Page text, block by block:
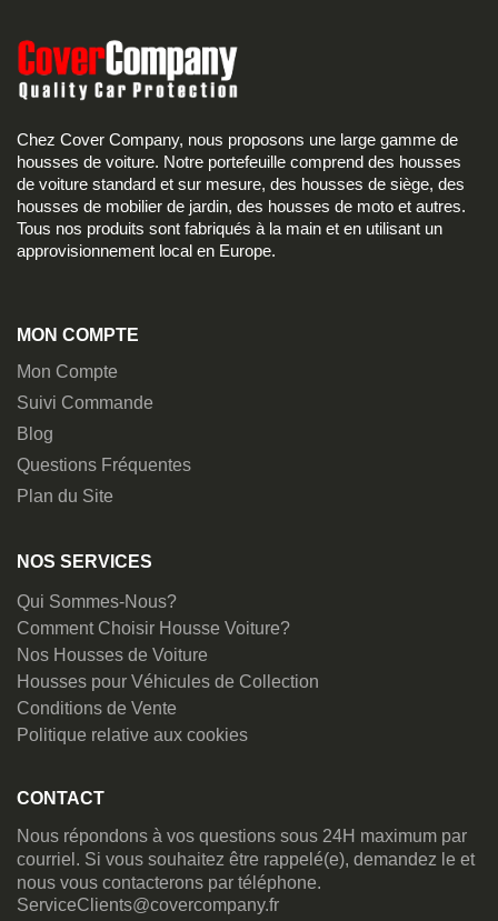
Chez Cover Company, nous proposons une large gamme de
housses de voiture. Notre portefeuille comprend des housses
de voiture standard et sur mesure, des housses de siège, des
housses de mobilier de jardin, des housses de moto et autres.
Tous nos produits sont fabriqués à la main et en utilisant un
approvisionnement local en Europe.
MON COMPTE
Mon Compte
Suivi Commande
Blog
Questions Fréquentes
Plan du Site
NOS SERVICES
Qui Sommes-Nous?
Comment Choisir Housse Voiture?
Nos Housses de Voiture
Housses pour Véhicules de Collection
Conditions de Vente
Politique relative aux cookies
CONTACT
Nous répondons à vos questions sous 24H maximum par
courriel. Si vous souhaitez être rappelé(e), demandez le et
nous vous contacterons par téléphone.
ServiceClients@covercompany.fr